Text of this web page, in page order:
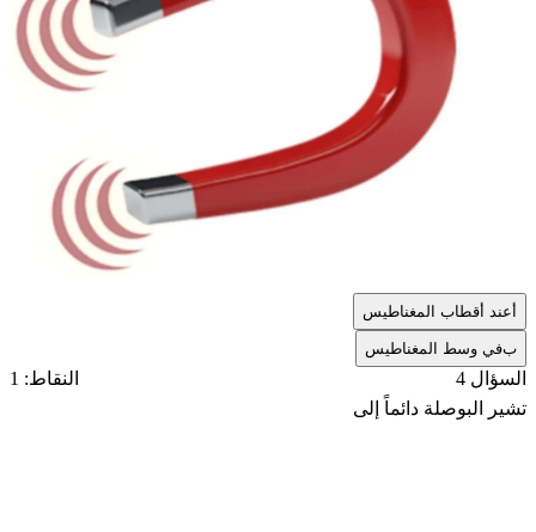
عند أقطاب المغناطيس
بفي وسط المغناطيس
السؤال 4
النقاط: 1
تشير البوصلة دائماً إلى